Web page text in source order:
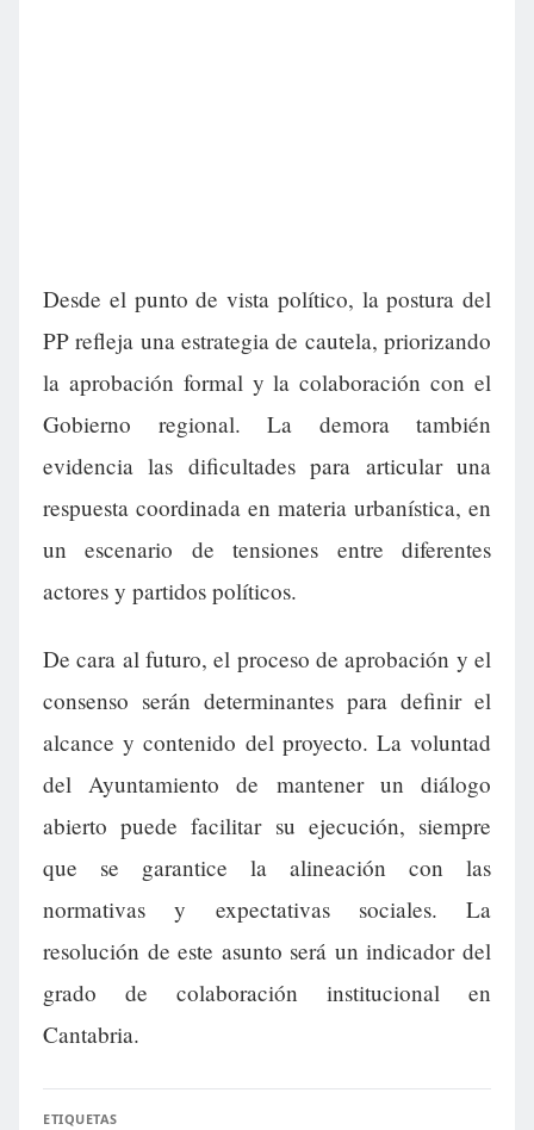
Desde el punto de vista político, la postura del
PP refleja una estrategia de cautela, priorizando
la aprobación formal y la colaboración con el
Gobierno regional. La demora también
evidencia las dificultades para articular una
respuesta coordinada en materia urbanística, en
un escenario de tensiones entre diferentes
actores y partidos políticos.
De cara al futuro, el proceso de aprobación y el
consenso serán determinantes para definir el
alcance y contenido del proyecto. La voluntad
del Ayuntamiento de mantener un diálogo
abierto puede facilitar su ejecución, siempre
que se garantice la alineación con las
normativas y expectativas sociales. La
resolución de este asunto será un indicador del
grado de colaboración institucional en
Cantabria.
ETIQUETAS